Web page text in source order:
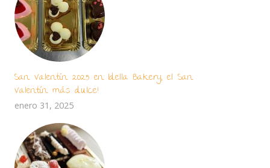
San Valentín 2025 en Idella Bakery, el San
Valentín más dulce!
enero 31, 2025